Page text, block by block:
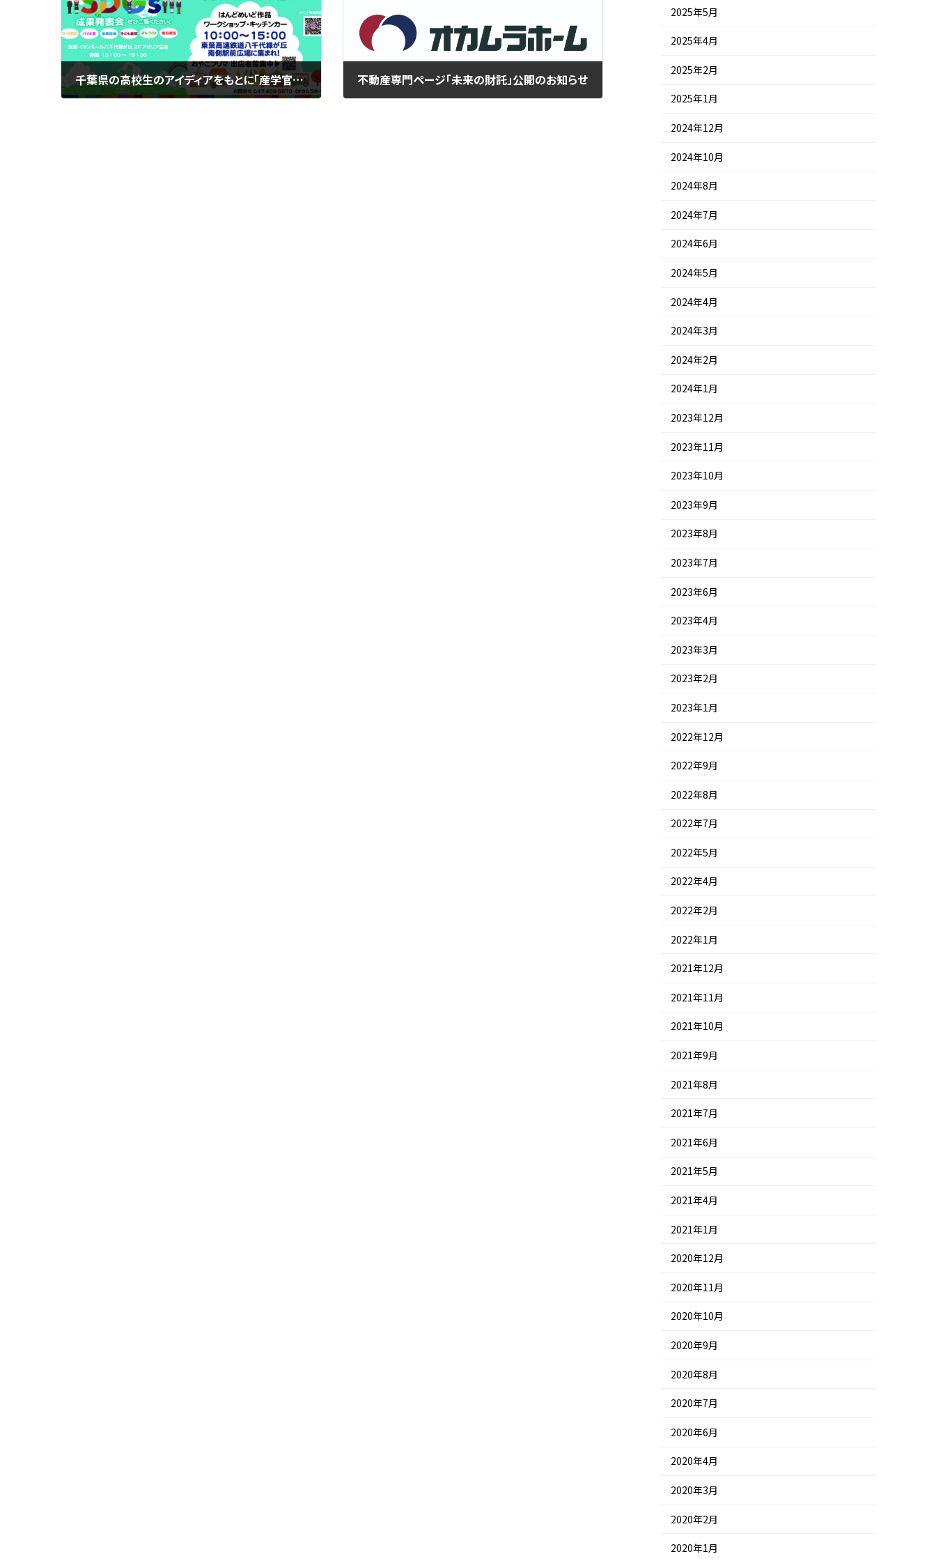
千葉県の高校生のアイディアをもとに「産学官」で地域創生を目指す 「第4期 SDGs共同プロジェクト放課後成果発表会」開催 不動産専門ページ「未来の財託」公開のお知らせ
2025年5月
2025年4月
2025年2月
2025年1月
2024年12月
2024年10月
2024年8月
2024年7月
2024年6月
2024年5月
2024年4月
2024年3月
2024年2月
2024年1月
2023年12月
2023年11月
2023年10月
2023年9月
2023年8月
2023年7月
2023年6月
2023年4月
2023年3月
2023年2月
2023年1月
2022年12月
2022年9月
2022年8月
2022年7月
2022年5月
2022年4月
2022年2月
2022年1月
2021年12月
2021年11月
2021年10月
2021年9月
2021年8月
2021年7月
2021年6月
2021年5月
2021年4月
2021年1月
2020年12月
2020年11月
2020年10月
2020年9月
2020年8月
2020年7月
2020年6月
2020年4月
2020年3月
2020年2月
2020年1月